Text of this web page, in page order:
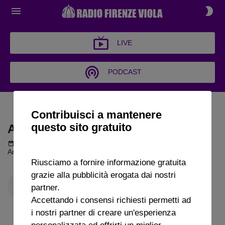
LIVE
PODCAST
ARCHIVI POLVEROSI
ARCHIVI POLVEROSI
Archivi Polverosi - Puntata 2 (20 settembre 2024)
Contribuisci a mantenere
questo sito gratuito
Riusciamo a fornire informazione gratuita
grazie alla pubblicità erogata dai nostri
partner.
Accettando i consensi richiesti permetti ad
i nostri partner di creare un'esperienza